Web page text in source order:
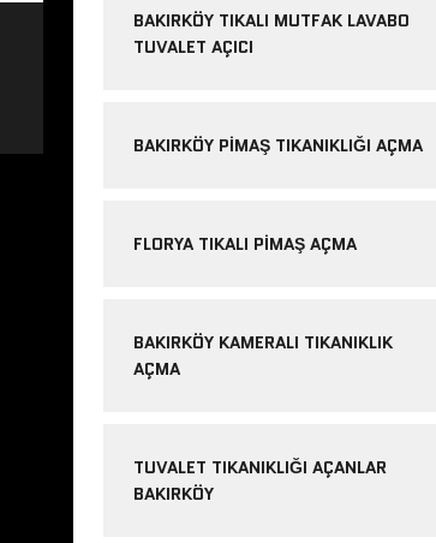
BAKIRKÖY TIKALI MUTFAK LAVABO
TUVALET AÇICI
BAKIRKÖY PIMAŞ TIKANIKLIĞI AÇMA
FLORYA TIKALI PIMAŞ AÇMA
BAKIRKÖY KAMERALI TIKANIKLIK
AÇMA
TUVALET TIKANIKLIĞI AÇANLAR
BAKIRKÖY